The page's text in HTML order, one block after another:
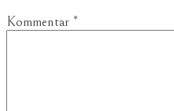
Kommentar *